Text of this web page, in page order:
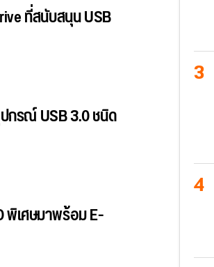
ที่สนับสนุน USB
กรณ์ USB 3.0 ชนิด
พิเศษมาพร้อม E-